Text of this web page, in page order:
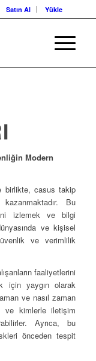
Satın Al Yükle
Modern
birlikte, casus takip
Bu
izlemek ve bilgi
ve kişisel
ve verimlilik
faaliyetlerini
için yaygın olarak
ve nasıl zaman
ve kimlerle iletişim
Ayrıca, bu
önceden tespit